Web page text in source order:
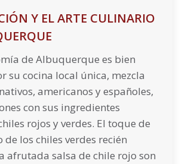
Y EL ARTE CULINARIO
de Albuquerque es bien
su cocina local única, mezcla
americanos y españoles,
con sus ingredientes
rojos y verdes. El toque de
de los chiles verdes recién
afrutada salsa de chile rojo son